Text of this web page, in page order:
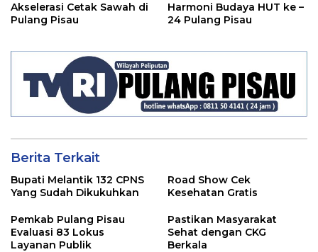
Akselerasi Cetak Sawah di
Pulang Pisau
Harmoni Budaya HUT ke –
24 Pulang Pisau
Berita Terkait
Bupati Melantik 132 CPNS
Yang Sudah Dikukuhkan
Road Show Cek
Kesehatan Gratis
Pemkab Pulang Pisau
Evaluasi 83 Lokus
Layanan Publik
Pastikan Masyarakat
Sehat dengan CKG
Berkala